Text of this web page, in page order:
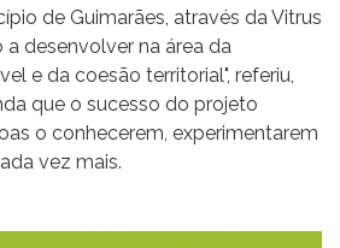
de Guimarães, através da Vitrus
desenvolver na área da
e da coesão territorial", referiu,
que o sucesso do projeto
o conhecerem, experimentarem
vez mais.